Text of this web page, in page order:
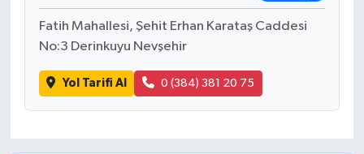
Fatih Mahallesi, Şehit Erhan Karataş Caddesi
No:3 Derinkuyu Nevşehir
Yol Tarifi Al 0 (384) 381 20 75